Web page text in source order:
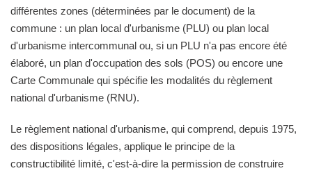
différentes zones (déterminées par le document) de la
commune : un plan local d'urbanisme (PLU) ou plan local
d'urbanisme intercommunal ou, si un PLU n'a pas encore été
élaboré, un plan d'occupation des sols (POS) ou encore une
Carte Communale qui spécifie les modalités du règlement
national d'urbanisme (RNU).
Le règlement national d'urbanisme, qui comprend, depuis 1975,
des dispositions légales, applique le principe de la
constructibilité limité, c'est-à-dire la permission de construire